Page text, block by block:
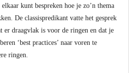
kunt bespreken hoe je zo’n thema
De classispredikant vatte het gesprek
er draagvlak is voor de ringen en dat je
‘best practices’ naar voren te
ringen.